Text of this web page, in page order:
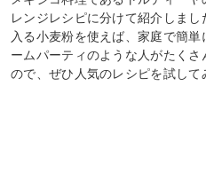
レンジレシピに分けて紹介しま
入る小麦粉を使えば、家庭で簡
ームパーティのような人がたく
ので、ぜひ人気のレシピを試して